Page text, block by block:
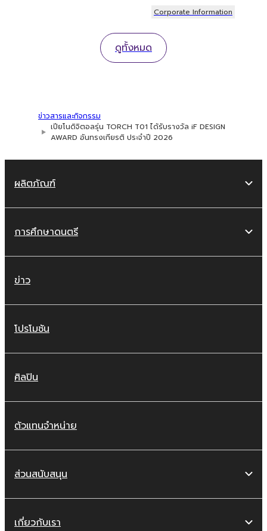
Corporate Information
ดูทั้งหมด
ข่าวสารและกิจกรรม
เปียโนดิจิตอลรุ่น TORCH T01 ได้รับรางวัล iF DESIGN
AWARD อันทรงเกียรติ ประจำปี 2026
ผลิตภัณฑ์
การศึกษาดนตรี
ข่าว
โปรโมชัน
ศิลปิน
ตัวแทนจำหน่าย
ส่วนสนับสนุน
เกี่ยวกับเรา